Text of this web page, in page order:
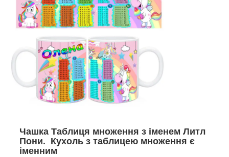
Чашка Таблиця множення з іменем Литл
Пони. Кухоль з таблицею множення є
іменним